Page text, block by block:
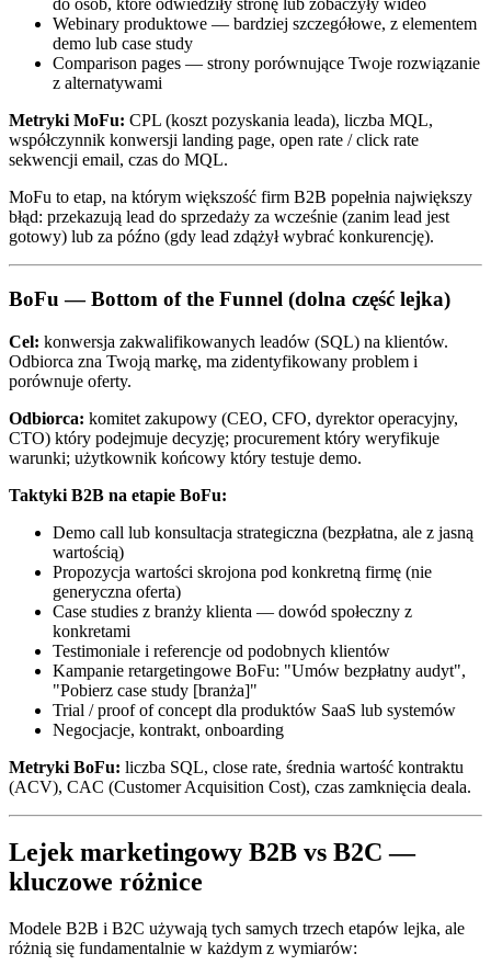
do osób, które odwiedziły stronę lub zobaczyły wideo
Webinary produktowe — bardziej szczegółowe, z elementem
demo lub case study
Comparison pages — strony porównujące Twoje rozwiązanie
z alternatywami
Metryki MoFu: CPL (koszt pozyskania leada), liczba MQL,
współczynnik konwersji landing page, open rate / click rate
sekwencji email, czas do MQL.
MoFu to etap, na którym większość firm B2B popełnia największy
błąd: przekazują lead do sprzedaży za wcześnie (zanim lead jest
gotowy) lub za późno (gdy lead zdążył wybrać konkurencję).
BoFu — Bottom of the Funnel (dolna część lejka)
Cel: konwersja zakwalifikowanych leadów (SQL) na klientów.
Odbiorca zna Twoją markę, ma zidentyfikowany problem i
porównuje oferty.
Odbiorca: komitet zakupowy (CEO, CFO, dyrektor operacyjny,
CTO) który podejmuje decyzję; procurement który weryfikuje
warunki; użytkownik końcowy który testuje demo.
Taktyki B2B na etapie BoFu:
Demo call lub konsultacja strategiczna (bezpłatna, ale z jasną
wartością)
Propozycja wartości skrojona pod konkretną firmę (nie
generyczna oferta)
Case studies z branży klienta — dowód społeczny z
konkretami
Testimoniale i referencje od podobnych klientów
Kampanie retargetingowe BoFu: "Umów bezpłatny audyt",
"Pobierz case study [branża]"
Trial / proof of concept dla produktów SaaS lub systemów
Negocjacje, kontrakt, onboarding
Metryki BoFu: liczba SQL, close rate, średnia wartość kontraktu
(ACV), CAC (Customer Acquisition Cost), czas zamknięcia deala.
Lejek marketingowy B2B vs B2C —
kluczowe różnice
Modele B2B i B2C używają tych samych trzech etapów lejka, ale
różnią się fundamentalnie w każdym z wymiarów: